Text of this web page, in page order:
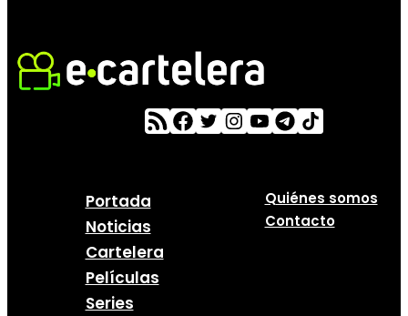
Portada
Noticias
Cartelera
Películas
Series
Quiénes somos
Contacto